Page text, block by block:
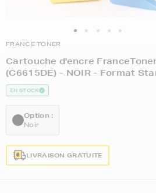
FRANCE TONER
Cartouche d'encre
(C6615DE) - NOIR - Format
EN STOCK
Option :
Noir
LIVRAISON GRATUITE